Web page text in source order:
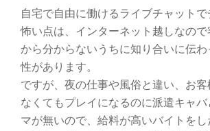
自宅で自由に働けるライブチャット
怖い点は、インターネット越しなの
から分からないうちに知り合いに伝
性があります。
ですが、夜の仕事や風俗と違い、お
なくてもプレイになるのに派遣キャ
マが無いので、給料が高いバイトを